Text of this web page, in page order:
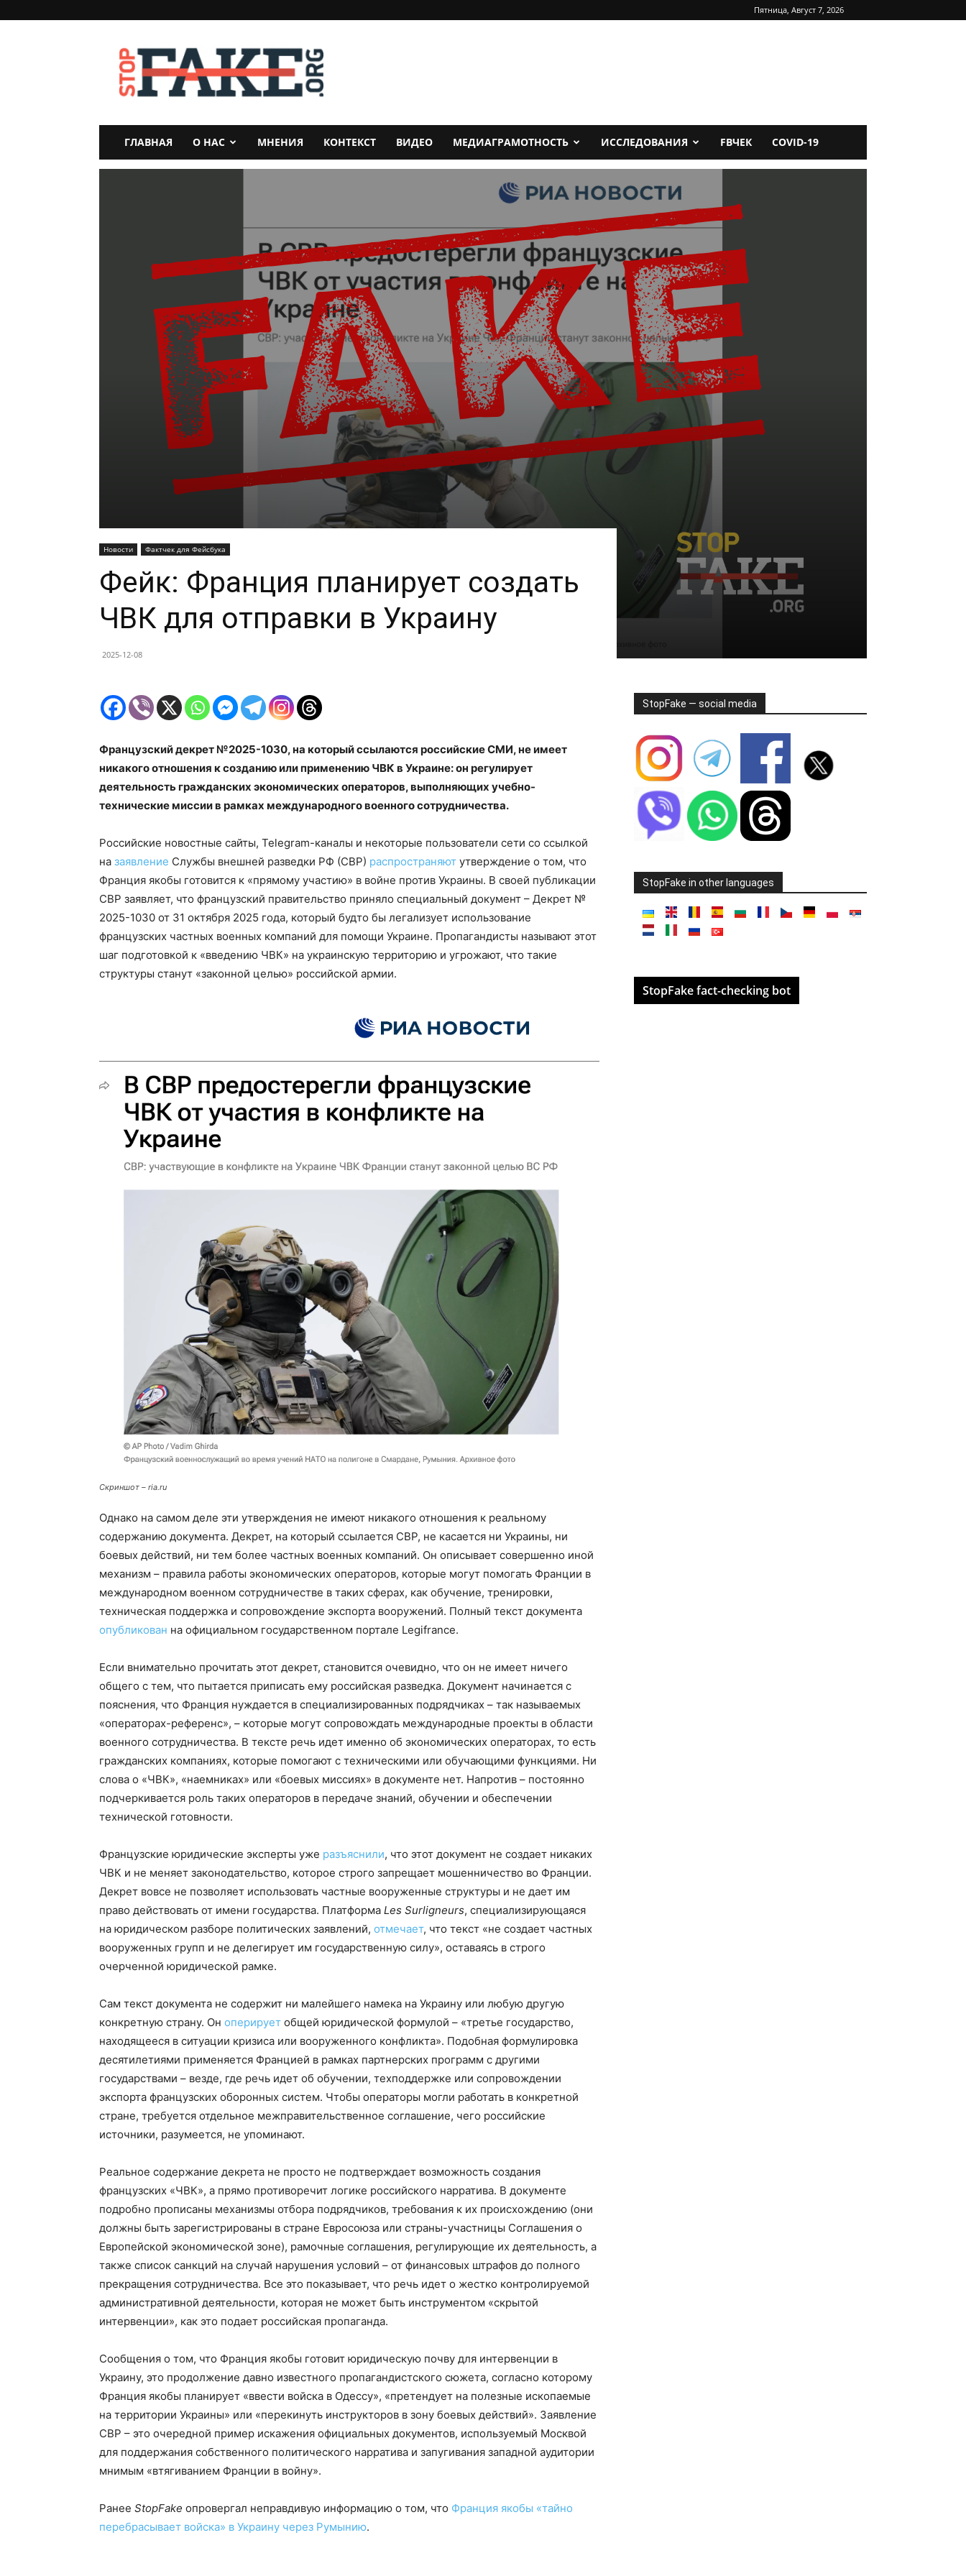
Пятница, Август 7, 2026
StopFake
ГЛАВНАЯ О НАС МНЕНИЯ КОНТЕКСТ ВИДЕО МЕДИАГРАМОТНОСТЬ ИССЛЕДОВАНИЯ FBЧЕК COVID-19
Новости Фактчек для Фейсбука
Фейк: Франция планирует создать
ЧВК для отправки в Украину
2025-12-08
Французский декрет №2025-1030, на который ссылаются российские СМИ, не имеет
никакого отношения к созданию или применению ЧВК в Украине: он регулирует
деятельность гражданских экономических операторов, выполняющих учебно-
технические миссии в рамках международного военного сотрудничества.
Российские новостные сайты, Telegram-каналы и некоторые пользователи сети со ссылкой
на заявление Службы внешней разведки РФ (СВР) распространяют утверждение о том, что
Франция якобы готовится к «прямому участию» в войне против Украины. В своей публикации
СВР заявляет, что французский правительство приняло специальный документ – Декрет №
2025-1030 от 31 октября 2025 года, который будто бы легализует использование
французских частных военных компаний для помощи Украине. Пропагандисты называют этот
шаг подготовкой к «введению ЧВК» на украинскую территорию и угрожают, что такие
структуры станут «законной целью» российской армии.
Скриншот – ria.ru
Однако на самом деле эти утверждения не имеют никакого отношения к реальному
содержанию документа. Декрет, на который ссылается СВР, не касается ни Украины, ни
боевых действий, ни тем более частных военных компаний. Он описывает совершенно иной
механизм – правила работы экономических операторов, которые могут помогать Франции в
международном военном сотрудничестве в таких сферах, как обучение, тренировки,
техническая поддержка и сопровождение экспорта вооружений. Полный текст документа
опубликован на официальном государственном портале Legifrance.
Если внимательно прочитать этот декрет, становится очевидно, что он не имеет ничего
общего с тем, что пытается приписать ему российская разведка. Документ начинается с
пояснения, что Франция нуждается в специализированных подрядчиках – так называемых
«операторах-референс», – которые могут сопровождать международные проекты в области
военного сотрудничества. В тексте речь идет именно об экономических операторах, то есть
гражданских компаниях, которые помогают с техническими или обучающими функциями. Ни
слова о «ЧВК», «наемниках» или «боевых миссиях» в документе нет. Напротив – постоянно
подчеркивается роль таких операторов в передаче знаний, обучении и обеспечении
технической готовности.
Французские юридические эксперты уже разъяснили, что этот документ не создает никаких
ЧВК и не меняет законодательство, которое строго запрещает мошенничество во Франции.
Декрет вовсе не позволяет использовать частные вооруженные структуры и не дает им
право действовать от имени государства. Платформа Les Surligneurs, специализирующаяся
на юридическом разборе политических заявлений, отмечает, что текст «не создает частных
вооруженных групп и не делегирует им государственную силу», оставаясь в строго
очерченной юридической рамке.
Сам текст документа не содержит ни малейшего намека на Украину или любую другую
конкретную страну. Он оперирует общей юридической формулой – «третье государство,
находящееся в ситуации кризиса или вооруженного конфликта». Подобная формулировка
десятилетиями применяется Францией в рамках партнерских программ с другими
государствами – везде, где речь идет об обучении, техподдержке или сопровождении
экспорта французских оборонных систем. Чтобы операторы могли работать в конкретной
стране, требуется отдельное межправительственное соглашение, чего российские
источники, разумеется, не упоминают.
Реальное содержание декрета не просто не подтверждает возможность создания
французских «ЧВК», а прямо противоречит логике российского нарратива. В документе
подробно прописаны механизмы отбора подрядчиков, требования к их происхождению (они
должны быть зарегистрированы в стране Евросоюза или страны-участницы Соглашения о
Европейской экономической зоне), рамочные соглашения, регулирующие их деятельность, а
также список санкций на случай нарушения условий – от финансовых штрафов до полного
прекращения сотрудничества. Все это показывает, что речь идет о жестко контролируемой
административной деятельности, которая не может быть инструментом «скрытой
интервенции», как это подает российская пропаганда.
Сообщения о том, что Франция якобы готовит юридическую почву для интервенции в
Украину, это продолжение давно известного пропагандистского сюжета, согласно которому
Франция якобы планирует «ввести войска в Одессу», «претендует на полезные ископаемые
на территории Украины» или «перекинуть инструкторов в зону боевых действий». Заявление
СВР – это очередной пример искажения официальных документов, используемый Москвой
для поддержания собственного политического нарратива и запугивания западной аудитории
мнимым «втягиванием Франции в войну».
Ранее StopFake опровергал неправдивую информацию о том, что Франция якобы «тайно
перебрасывает войска» в Украину через Румынию.
StopFake — social media
StopFake in other languages
StopFake fact-checking bot